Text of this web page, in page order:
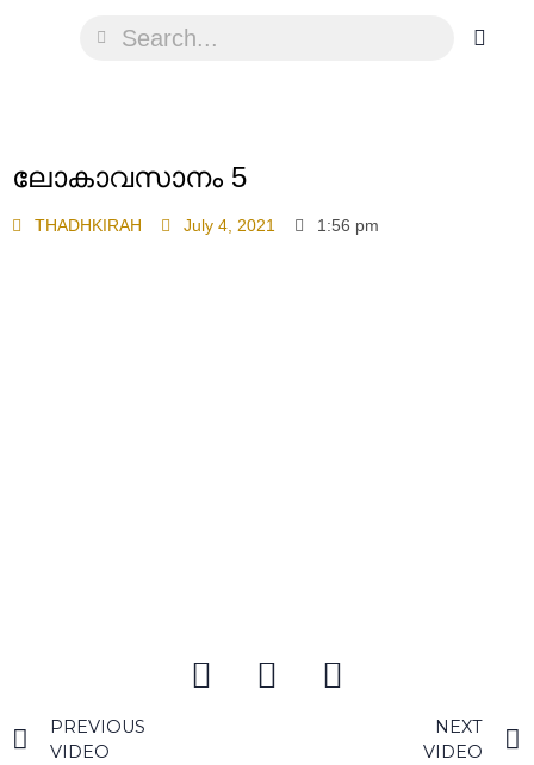
ലോകാവസാനം 5
THADHKIRAH July 4, 2021 1:56 pm
PREVIOUS
VIDEO
NEXT
VIDEO